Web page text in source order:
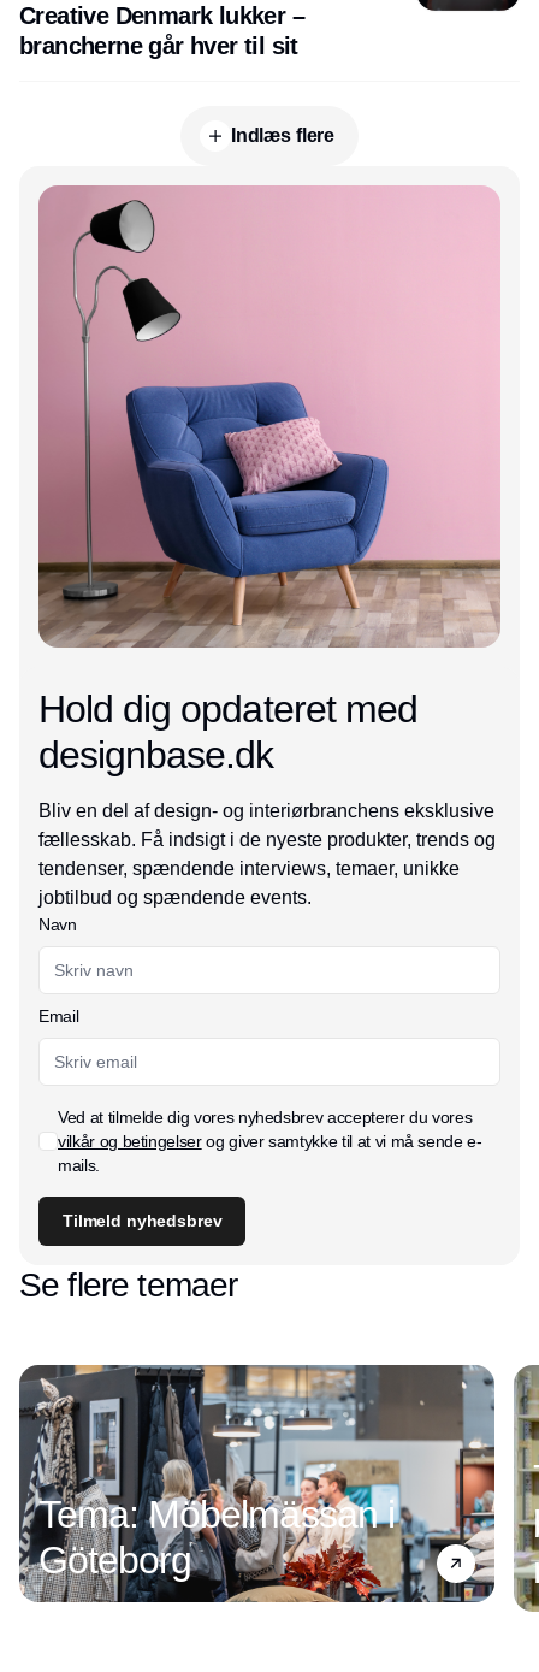
Creative Denmark lukker –
brancherne går hver til sit
Indlæs flere
Annonce
Hold dig opdateret med
designbase.dk
Bliv en del af design- og interiørbranchens eksklusive
fællesskab. Få indsigt i de nyeste produkter, trends og
tendenser, spændende interviews, temaer, unikke
jobtilbud og spændende events.
Navn
Email
Ved at tilmelde dig vores nyhedsbrev accepterer du vores
vilkår og betingelserog giver samtykke til at vi må sende e-
mails.
Tilmeld nyhedsbrev
Se flere temaer
Tema: Möbelmässan i
Göteborg